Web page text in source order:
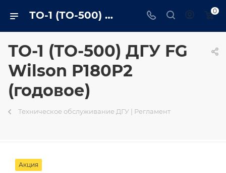
ТО-1 (ТО-500) ДГУ FG Wilson P180P2 (годовое) в Ярославле - trustenergo.ru 0
ТО-1 (ТО-500) ДГУ FG
Wilson P180P2
(годовое)
Техническое обслуживание ДГУ | Регламент
Акция